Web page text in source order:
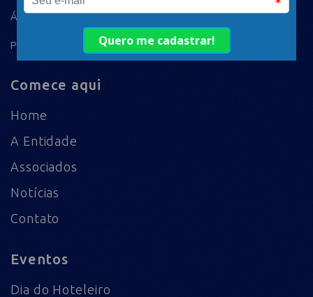
ÁREA DO ASSOCIADO
POLÍTICA DE PRIVACIDADE
Comece aqui
Home
A Entidade
Associados
Notícias
Contato
Eventos
Dia do Hoteleiro